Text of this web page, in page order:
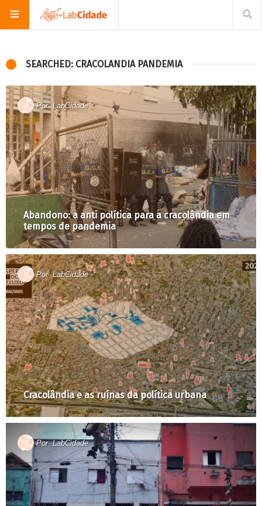
SEARCHED: CRACOLANDIA PANDEMIA
Por LabCidade
Abandono: a anti política para a cracolândia em
tempos de pandemia
PorLabCidade
Cracolândia e as ruínas da política urbana
PorLabCidade